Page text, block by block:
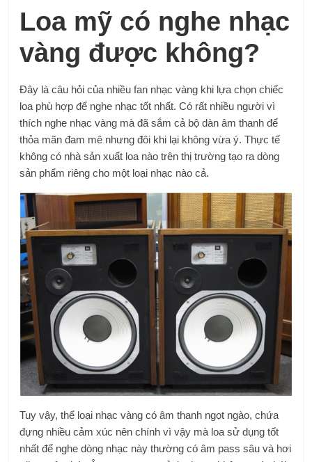
Loa mỹ có nghe nhạc
vàng được không?
Đây là câu hỏi của nhiều fan nhạc vàng khi lựa chọn chiếc
loa phù hợp để nghe nhạc tốt nhất. Có rất nhiều người vì
thích nghe nhạc vàng mà đã sắm cả bộ dàn âm thanh để
thỏa mãn đam mê nhưng đôi khi lại không vừa ý. Thực tế
không có nhà sản xuất loa nào trên thị trường tạo ra dòng
sản phẩm riêng cho một loại nhạc nào cả.
Tuy vậy, thể loại nhạc vàng có âm thanh ngọt ngào, chứa
đựng nhiều cảm xúc nên chính vì vậy mà loa sử dụng tốt
nhất để nghe dòng nhạc này thường có âm pass sâu và hơi